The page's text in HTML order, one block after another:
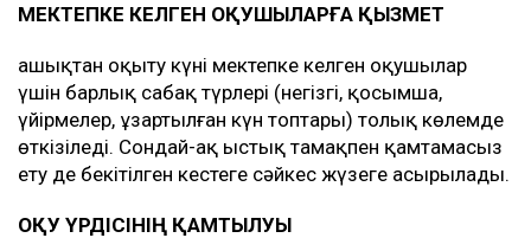
МЕКТЕПКЕ КЕЛГЕН ОҚУШЫЛАРҒА ҚЫЗМЕТ
Қашықтан оқыту күні мектепке келген оқушылар
үшін барлық сабақ түрлері (негізгі, қосымша,
үйірмелер, ұзартылған күн топтары) толық көлемде
өткізіледі. Сондай-ақ ыстық тамақпен қамтамасыз
ету де бекітілген кестеге сәйкес жүзеге асырылады.
ОҚУ ҮРДІСІНІҢ ҚАМТЫЛУЫ